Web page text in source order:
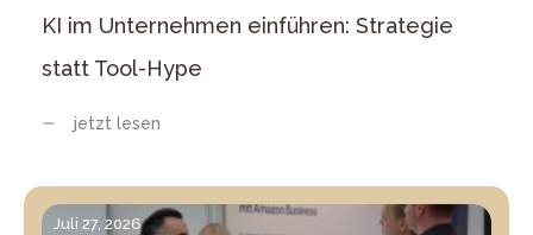
KI im Unternehmen einführen: Strategie
statt Tool-Hype
jetzt lesen
Juli 27, 2026